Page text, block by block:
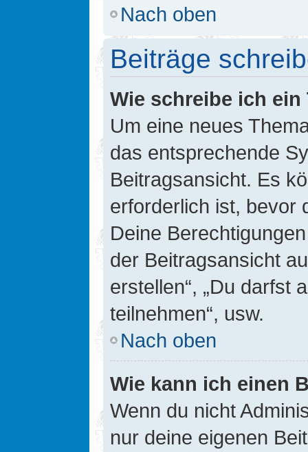
Nach oben
Beiträge
Wie schreibe ich ein
Um eine neues
das entsprechende
Beitragsansicht. Es
erforderlich ist, bevor
Deine
der Beitragsansicht
erstellen“, „Du darfst
teilnehmen“, usw.
Nach oben
Wie kann ich einen
Wenn du nicht
nur deine eigenen